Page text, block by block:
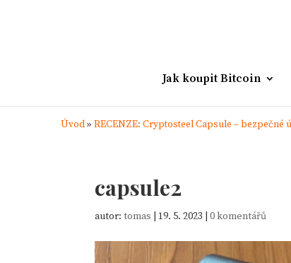
Jak koupit Bitcoin
Úvod» RECENZE: Cryptosteel Capsule – bezpečné
capsule2
autor:tomas |19. 5. 2023 |0 komentářů